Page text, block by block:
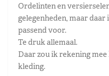
Ordelinten en
gelegenheden, maar
passend voor.
Te druk allemaal.
Daar zou ik rekening
kleding.